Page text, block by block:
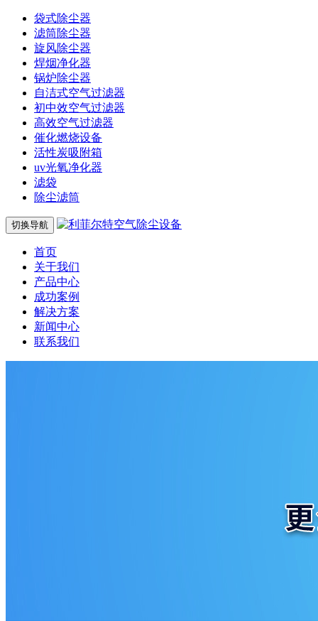
袋式除尘器
滤筒除尘器
旋风除尘器
焊烟净化器
锅炉除尘器
自洁式空气过滤器
初中效空气过滤器
高效空气过滤器
催化燃烧设备
活性炭吸附箱
uv光氧净化器
滤袋
除尘滤筒
切换导航
首页
关于我们
产品中心
成功案例
解决方案
新闻中心
联系我们